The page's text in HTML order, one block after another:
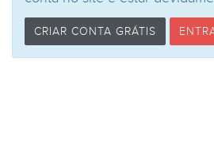
CRIAR CONTA GRÁTIS